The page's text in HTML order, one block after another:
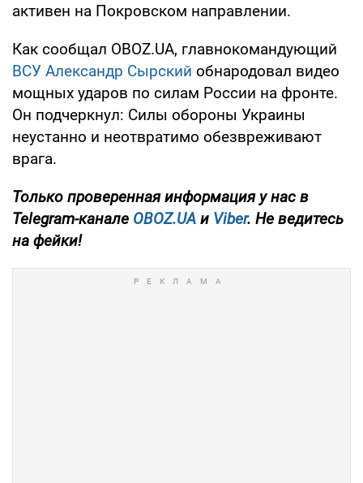
активен на Покровском направлении.
Как сообщал OBOZ.UA, главнокомандующий
ВСУ Александр Сырский обнародовал видео
мощных ударов по силам России на фронте.
Он подчеркнул: Силы обороны Украины
неустанно и неотвратимо обезвреживают
врага.
Только проверенная информация у нас в
Telegram-канале OBOZ.UA и Viber. Не ведитесь
на фейки!